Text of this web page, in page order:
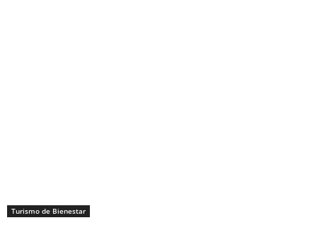
Turismo de Bienestar